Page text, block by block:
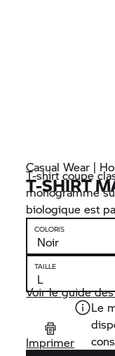
Casual Wear |
T-SHIRT
T-shirt coupe
monogramme
biologique est
COLORIS
TAILLE
Voir le guide
Imprimer
Le